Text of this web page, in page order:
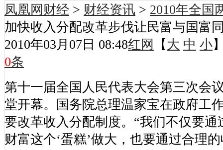
凤凰网财经 > 财经资讯 > 2010年全国
加快收入分配改革步伐让民富与国富
2010年03月07日 08:48红网 【 大 中 小
0条
第十一届全国人民代表大会第三次会
堂开幕。国务院总理温家宝在政府工
要改革收入分配制度。“我们不仅要
财富这个‘蛋糕’做大，也要通过合理